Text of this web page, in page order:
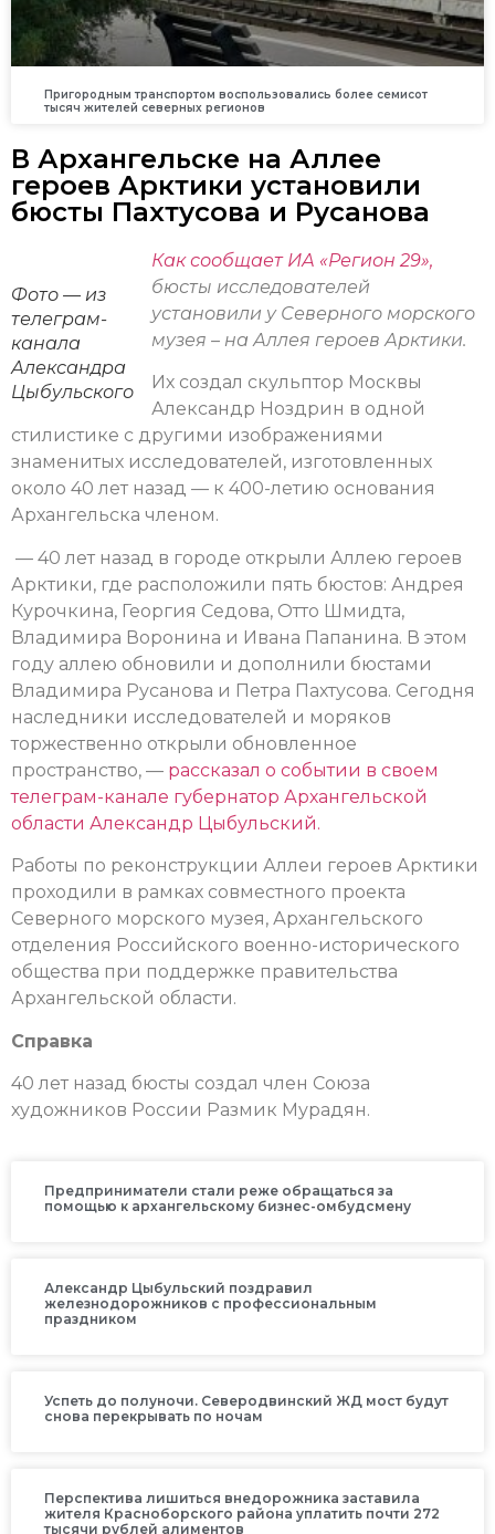
Пригородным транспортом воспользовались более семисот
тысяч жителей северных регионов
В Архангельске на Аллее
героев Арктики установили
бюсты Пахтусова и Русанова
Фото — из
телеграм-
канала
Александра
Цыбульского
Как сообщает ИА «Регион 29»,
бюсты исследователей
установили у Северного морского
музея – на Аллея героев Арктики.
Их создал скульптор Москвы
Александр Ноздрин в одной
стилистике с другими изображениями
знаменитых исследователей, изготовленных
около 40 лет назад — к 400-летию основания
Архангельска членом.
­ — 40 лет назад в городе открыли Аллею героев
Арктики, где расположили пять бюстов: Андрея
Курочкина, Георгия Седова, Отто Шмидта,
Владимира Воронина и Ивана Папанина. В этом
году аллею обновили и дополнили бюстами
Владимира Русанова и Петра Пахтусова. Сегодня
наследники исследователей и моряков
торжественно открыли обновленное
пространство, — рассказал о событии в своем
телеграм-канале губернатор Архангельской
области Александр Цыбульский.
Работы по реконструкции Аллеи героев Арктики
проходили в рамках совместного проекта
Северного морского музея, Архангельского
отделения Российского военно-исторического
общества при поддержке правительства
Архангельской области.
Справка
40 лет назад бюсты создал член Союза
художников России Размик Мурадян.
Предприниматели стали реже обращаться за
помощью к архангельскому бизнес-омбудсмену
Александр Цыбульский поздравил
железнодорожников с профессиональным
праздником
Успеть до полуночи. Северодвинский ЖД мост будут
снова перекрывать по ночам
Перспектива лишиться внедорожника заставила
жителя Красноборского района уплатить почти 272
тысячи рублей алиментов